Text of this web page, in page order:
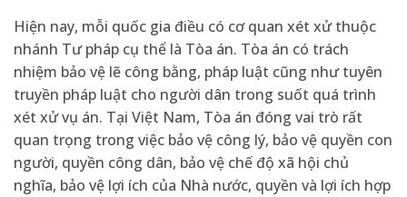
Hiện nay, mỗi quốc gia điều có cơ quan xét xử thuộc
nhánh Tư pháp cụ thể là Tòa án. Tòa án có trách
nhiệm bảo vệ lẽ công bằng, pháp luật cũng như tuyên
truyền pháp luật cho người dân trong suốt quá trình
xét xử vụ án. Tại Việt Nam, Tòa án đóng vai trò rất
quan trọng trong việc bảo vệ công lý, bảo vệ quyền con
người, quyền công dân, bảo vệ chế độ xã hội chủ
nghĩa, bảo vệ lợi ích của Nhà nước, quyền và lợi ích hợp